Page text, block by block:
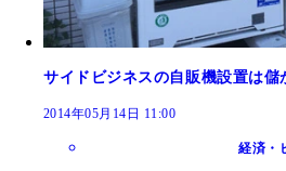
サイドビジネスの自販機設置は儲
2014年05月14日 11:00
経済・